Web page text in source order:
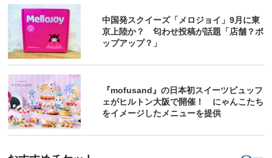
中国発スクイーズ「メロジョイ」9月に東
京上陸か？ 匂わせ投稿が話題「店舗？ポ
ップアップ？」
『mofusand』の日本初スイーツビュッフ
ェがヒルトン大阪で開催！ にゃんこたち
をイメージしたメニューを提供